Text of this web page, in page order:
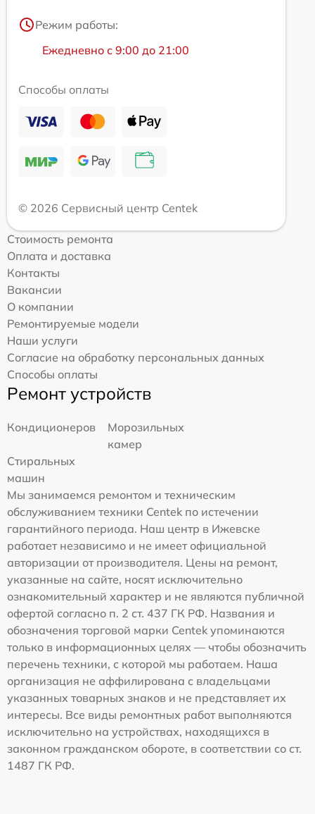
Режим работы:
Ежедневно с 9:00 до 21:00
Способы оплаты
© 2026 Сервисный центр Centek
Стоимость ремонта
Оплата и доставка
Контакты
Вакансии
О компании
Ремонтируемые модели
Наши услуги
Согласие на обработку персональных данных
Способы оплаты
Ремонт устройств
Кондиционеров
Морозильных
камер
Стиральных
машин
Мы занимаемся ремонтом и техническим
обслуживанием техники Centek по истечении
гарантийного периода. Наш центр в Ижевске
работает независимо и не имеет официальной
авторизации от производителя. Цены на ремонт,
указанные на сайте, носят исключительно
ознакомительный характер и не являются публичной
офертой согласно п. 2 ст. 437 ГК РФ. Названия и
обозначения торговой марки Centek упоминаются
только в информационных целях — чтобы обозначить
перечень техники, с которой мы работаем. Наша
организация не аффилирована с владельцами
указанных товарных знаков и не представляет их
интересы. Все виды ремонтных работ выполняются
исключительно на устройствах, находящихся в
законном гражданском обороте, в соответствии со ст.
1487 ГК РФ.